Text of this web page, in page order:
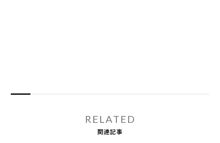
RELATED
関連記事